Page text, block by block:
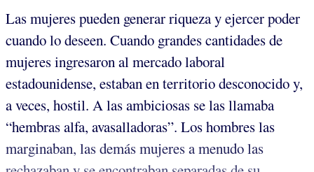
Las mujeres pueden generar riqueza y ejercer poder
cuando lo deseen. Cuando grandes cantidades de
mujeres ingresaron al mercado laboral
estadounidense, estaban en territorio desconocido y,
a veces, hostil. A las ambiciosas se las llamaba
“hembras alfa, avasalladoras”. Los hombres las
marginaban, las demás mujeres a menudo las